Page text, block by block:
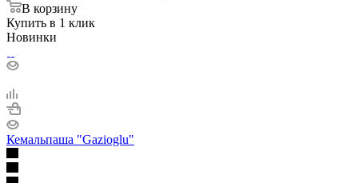
В корзину
Купить в 1 клик
Новинки
Кемальпаша "Gazioglu"